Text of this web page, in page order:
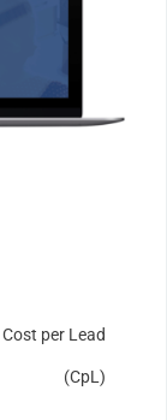
Cost per Lead
(CpL)